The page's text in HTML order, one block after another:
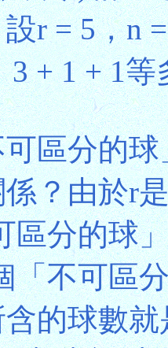
r = 5，n
3 + 1 + 1
區分的
？由於r
區分的球
「不可區
的球數